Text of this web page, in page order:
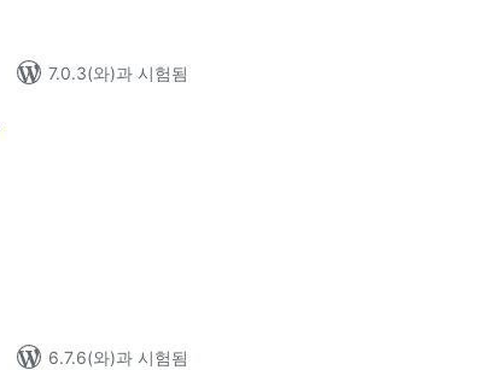
7.0.3(와)과 시험됨
6.7.6(와)과 시험됨